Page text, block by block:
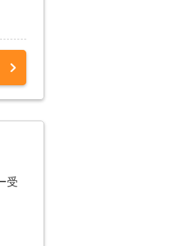
受